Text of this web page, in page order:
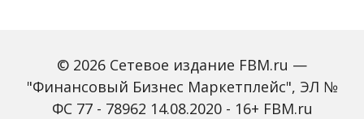
© 2026 Сетевое издание FBM.ru —
"Финансовый Бизнес Маркетплейс", ЭЛ №
ФС 77 - 78962 14.08.2020 - 16+ FBM.ru